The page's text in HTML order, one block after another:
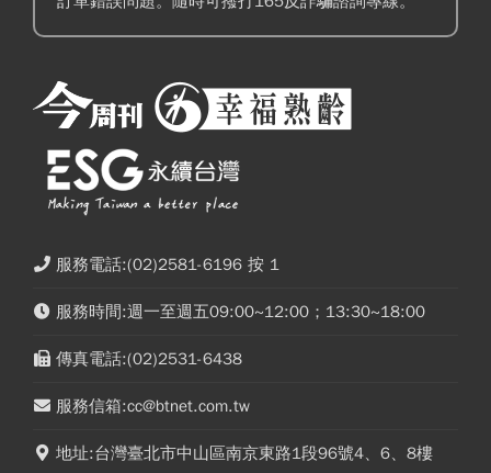
服務電話:(02)2581-6196 按 1
服務時間:週一至週五09:00~12:00；13:30~18:00
傳真電話:(02)2531-6438
服務信箱:cc@btnet.com.tw
地址:台灣臺北市中山區南京東路1段96號4、6、8樓